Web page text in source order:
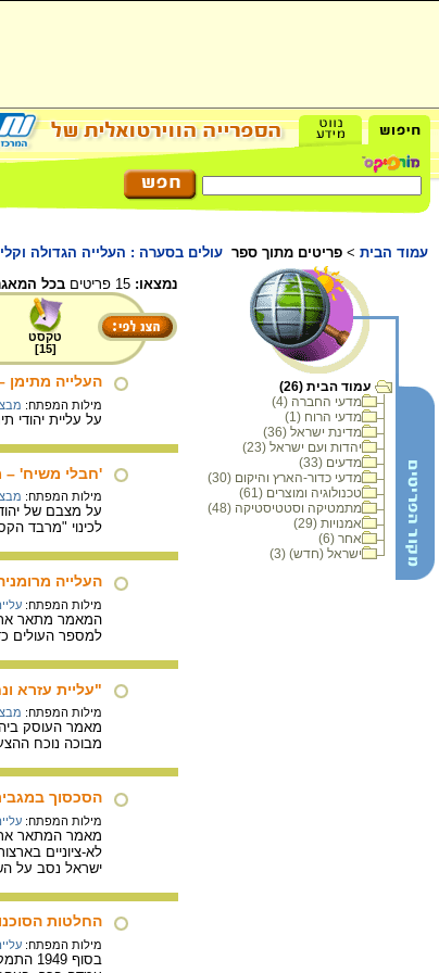
עמוד הבית > פריטים מתוך ספר עולים בסערה : העלייה הגדולה וקליטתה
עמוד הבית (26)
מדעי החברה (4)
מדעי הרוח (1)
מדינת ישראל (36)
יהדות ועם ישראל (23)
מדעים (33)
מדעי כדור-הארץ והיקום (30)
טכנולוגיה ומוצרים (61)
מתמטיקה וסטטיסטיקה (48)
אמנויות (29)
אחר (6)
ישראל (חדש) (3)
נמצאו:
בכל
טקסט
[
15
]
העלייה מתימן
מילות המפתח:
על עליית יהודי תימן
'חבלי משיח' –
מילות המפתח:
על מצבם של
לכינוי "מרבד
העלייה
מילות המפתח:
למספר העולים
"עליית עזרא
מילות המפתח:
מבוכה נוכח
הסכסוך
מילות המפתח:
מאמר המתאר את
לא-ציוניים
ישראל נסב על
החלטות
מילות המפתח: